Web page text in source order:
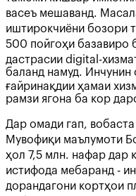
васеъ мешаванд.
иштирокчиёни бозори
500 пойгоҳи базавиро
дастрасии digital-
баланд намуд. Инчунин
ғайринақдии ҳамаи
рамзи ягона ба кор
Дар омади гап,
Мувофиқи маълумоти
ҳол 7,5 млн. нафар дар
истифода мебаранд -
дорандагони кортҳои